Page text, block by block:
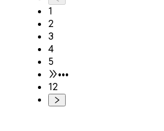
1
2
3
4
5
•••
12